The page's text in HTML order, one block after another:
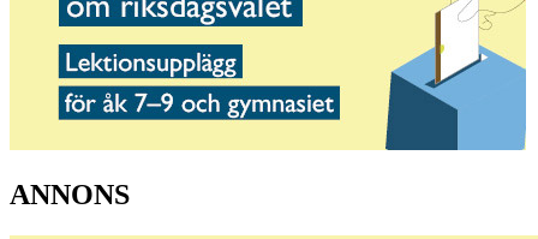
ANNONS